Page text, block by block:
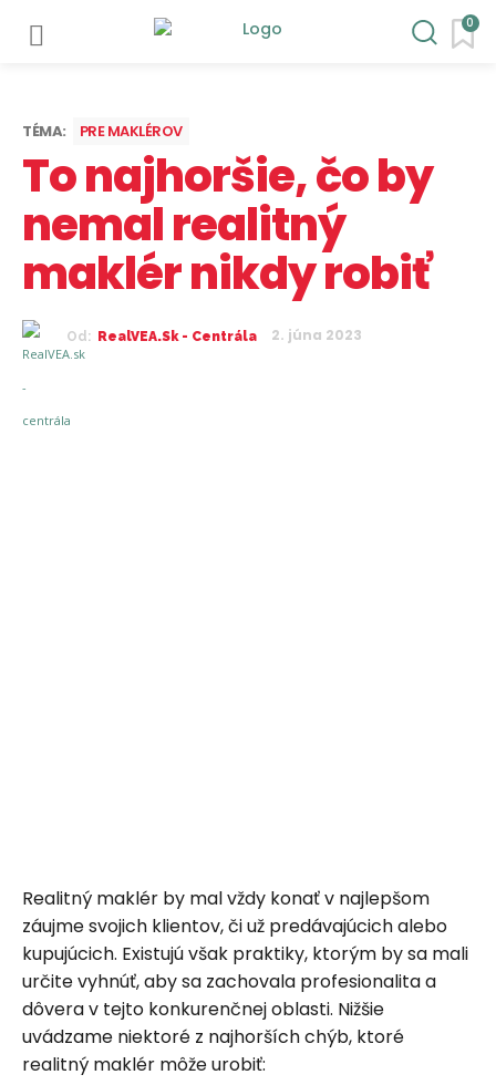
0
TÉMA: PRE MAKLÉROV
To najhoršie, čo by
nemal realitný
maklér nikdy robiť
Od: RealVEA.sk - Centrála 2. júna 2023
Realitný maklér by mal vždy konať v najlepšom
záujme svojich klientov, či už predávajúcich alebo
kupujúcich. Existujú však praktiky, ktorým by sa mali
určite vyhnúť, aby sa zachovala profesionalita a
dôvera v tejto konkurenčnej oblasti. Nižšie
uvádzame niektoré z najhorších chýb, ktoré
realitný maklér môže urobiť: